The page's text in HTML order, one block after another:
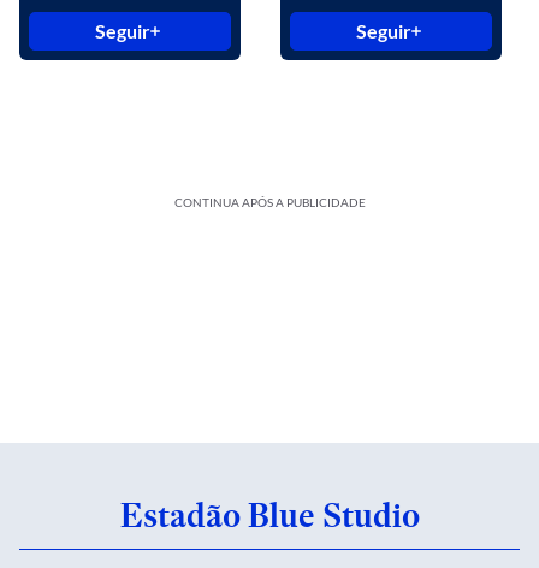
Seguir Seguir
CONTINUA APÓS A PUBLICIDADE
Estadão Blue Studio